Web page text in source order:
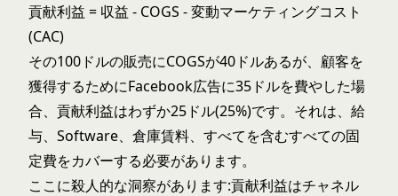
貢献利益 = 収益 - COGS - 変動マーケティングコスト
(CAC)
その100ドルの販売にCOGSが40ドルあるが、顧客を
獲得するためにFacebook広告に35ドルを費やした場
合、貢献利益はわずか25ドル(25%)です。それは、給
与、Software、倉庫賃料、すべてを含むすべての固
定費をカバーする必要があります。
ここに殺人的な洞察があります:貢献利益はチャネル